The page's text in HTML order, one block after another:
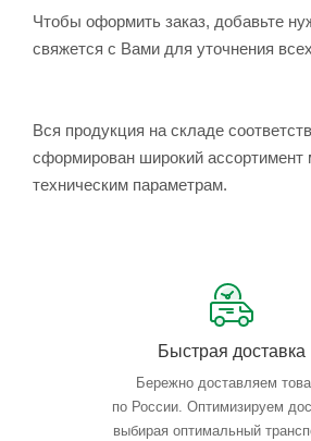
Чтобы оформить заказ, добавьте
свяжется с Вами для уточнения
Вся продукция на складе
сформирован широкий ассортимент
техническим параметрам.
Быстрая доставка
Бережно доставляем
по России. Оптимизируем
выбирая оптимальный